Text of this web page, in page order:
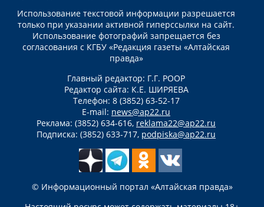
Использование текстовой информации разрешается
только при указании активной гиперссылки на сайт.
Использование фотографий запрещается без
согласования с КГБУ «Редакция газеты «Алтайская
правда»
Главный редактор: Г.Г. РООР
Редактор сайта: К.Е. ШИРЯЕВА
Телефон: 8 (3852) 63-52-17
E-mail: news@ap22.ru
Реклама: (3852) 634-616, reklama22@ap22.ru
Подписка: (3852) 633-717, podpiska@ap22.ru
© Информационный портал «Алтайская правда»